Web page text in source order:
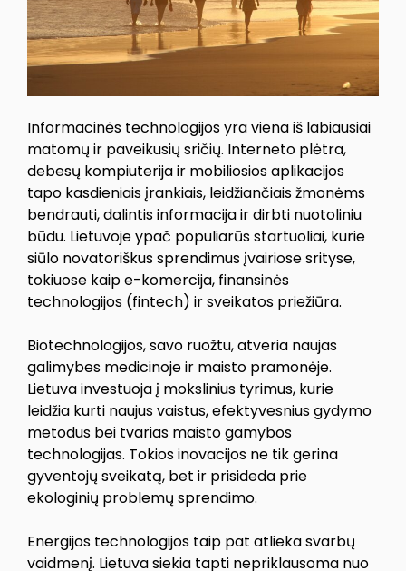
Informacinės technologijos yra viena iš labiausiai
matomų ir paveikusių sričių. Interneto plėtra,
debesų kompiuterija ir mobiliosios aplikacijos
tapo kasdieniais įrankiais, leidžiančiais žmonėms
bendrauti, dalintis informacija ir dirbti nuotoliniu
būdu. Lietuvoje ypač populiarūs startuoliai, kurie
siūlo novatoriškus sprendimus įvairiose srityse,
tokiuose kaip e-komercija, finansinės
technologijos (fintech) ir sveikatos priežiūra.
Biotechnologijos, savo ruožtu, atveria naujas
galimybes medicinoje ir maisto pramonėje.
Lietuva investuoja į mokslinius tyrimus, kurie
leidžia kurti naujus vaistus, efektyvesnius gydymo
metodus bei tvarias maisto gamybos
technologijas. Tokios inovacijos ne tik gerina
gyventojų sveikatą, bet ir prisideda prie
ekologinių problemų sprendimo.
Energijos technologijos taip pat atlieka svarbų
vaidmenį. Lietuva siekia tapti nepriklausoma nuo